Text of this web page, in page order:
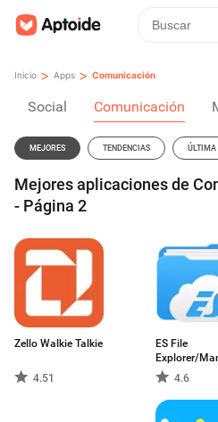
Inicio > Apps > Comunicación
Social Comunicación
MEJORES TENDENCIAS ÚLTIMA
Mejores aplicaciones de
- Página 2
Zello Walkie Talkie
4.51
ES File
Explorer/
PRO 4.6